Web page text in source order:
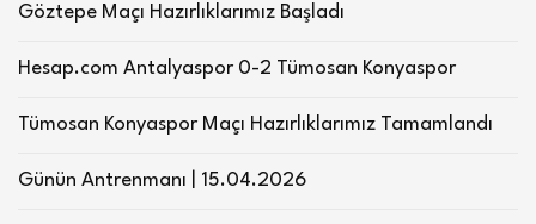
Göztepe Maçı Hazırlıklarımız Başladı
Hesap.com Antalyaspor 0-2 Tümosan Konyaspor
Tümosan Konyaspor Maçı Hazırlıklarımız Tamamlandı
Günün Antrenmanı | 15.04.2026